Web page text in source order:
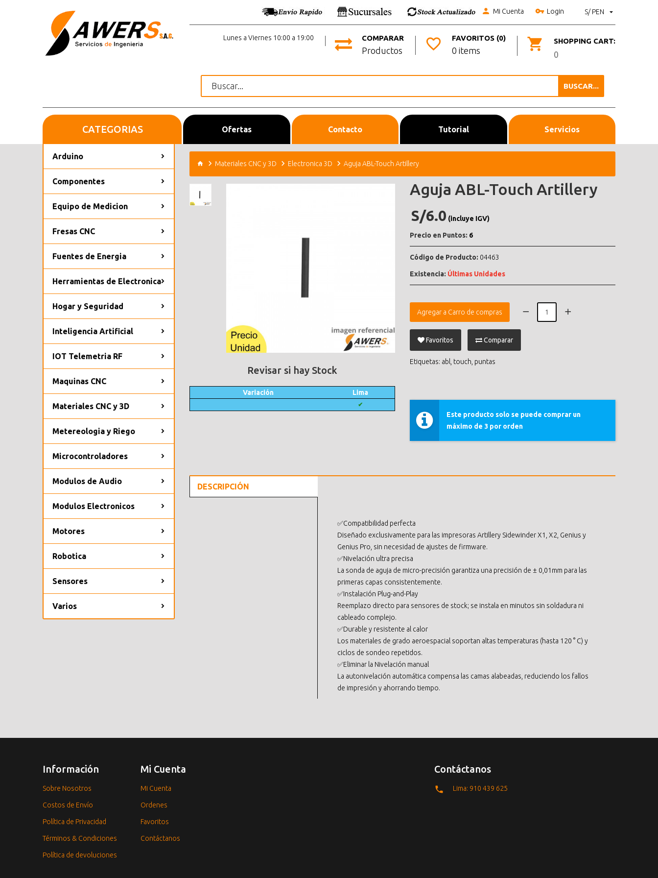
S/ PEN
Mi Cuenta Login
SHOPPING CART:
0
FAVORITOS (0)
0 items
COMPARAR
Productos
Lunes a Viernes 10:00 a 19:00
BUSCAR...
Inicio Ofertas Contacto Tutorial Servicios
CATEGORIAS
Arduino
Componentes
Equipo de Medicion
Fresas CNC
Fuentes de Energia
Herramientas de Electronica
Hogar y Seguridad
Inteligencia Artificial
IOT Telemetria RF
Maquinas CNC
Materiales CNC y 3D
Metereologia y Riego
Microcontroladores
Modulos de Audio
Modulos Electronicos
Motores
Robotica
Sensores
Varios
Materiales CNC y 3D Electronica 3D Aguja ABL-Touch Artillery
Revisar si hay Stock
Variación Lima
✔
Aguja ABL-Touch Artillery
S/6.0 (incluye IGV)
Precio en Puntos: 6
Código de Producto: 04463
Existencia: Últimas Unidades
Agregar a Carro de compras
Favoritos Comparar
Etiquetas: abl touch puntas
Este producto solo se puede comprar un
máximo de 3 por orden
DESCRIPCIÓN
✅Compatibilidad perfecta
Diseñado exclusivamente para las impresoras Artillery Sidewinder X1, X2, Genius y
Genius Pro, sin necesidad de ajustes de firmware.
✅Nivelación ultra precisa
La sonda de aguja de micro-precisión garantiza una precisión de ± 0,01mm para las
primeras capas consistentemente.
✅Instalación Plug-and-Play
Reemplazo directo para sensores de stock; se instala en minutos sin soldadura ni
cableado complejo.
✅Durable y resistente al calor
Los materiales de grado aeroespacial soportan altas temperaturas (hasta 120 ° C) y
ciclos de sondeo repetidos.
✅Eliminar la Nivelación manual
La autonivelación automática compensa las camas alabeadas, reduciendo los fallos
de impresión y ahorrando tiempo.
Información
Sobre Nosotros
Costos de Envío
Política de Privacidad
Términos & Condiciones
Política de devoluciones
Mi Cuenta
Mi Cuenta
Ordenes
Favoritos
Contáctanos
Contáctanos
Lima: 910 439 625